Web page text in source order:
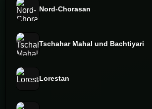
Nord-Chorasan
Tschahar Mahal und Bachtiyari
Lorestan